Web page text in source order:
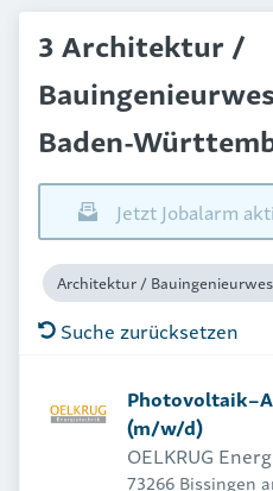
3 Architektur /
Baden-
Jetzt Jobalarm
Architektur /
Suche zurücksetzen
(m/w/d)
OELKRUG
73266 Bissingen